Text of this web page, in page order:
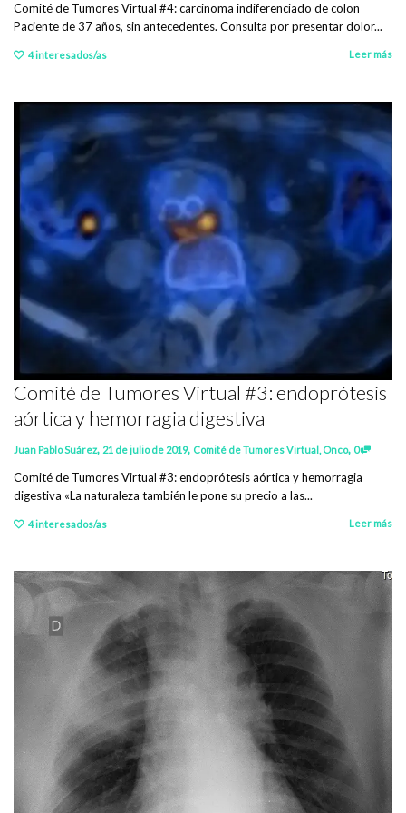
Comité de Tumores Virtual #4: carcinoma indiferenciado de colon
Paciente de 37 años, sin antecedentes. Consulta por presentar dolor...
4interesados/as Leer más
Comité de Tumores Virtual #3: endoprótesis
aórtica y hemorragia digestiva
Juan Pablo Suárez, 21 de julio de 2019, Comité de Tumores Virtual , Onco, 0
Comité de Tumores Virtual #3: endoprótesis aórtica y hemorragia
digestiva «La naturaleza también le pone su precio a las...
4interesados/as Leer más